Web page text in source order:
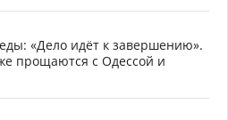
«Дело идёт к завершению».
прощаются с Одессой и